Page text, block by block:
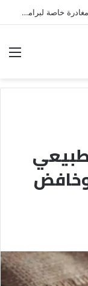
لبرامج الاستشفاء والتأهيل
طبيعي